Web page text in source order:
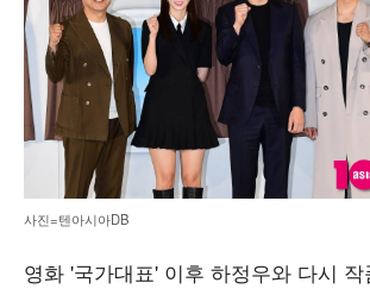
사진=텐아시아DB
영화 '국가대표' 이후 하정우와 다시